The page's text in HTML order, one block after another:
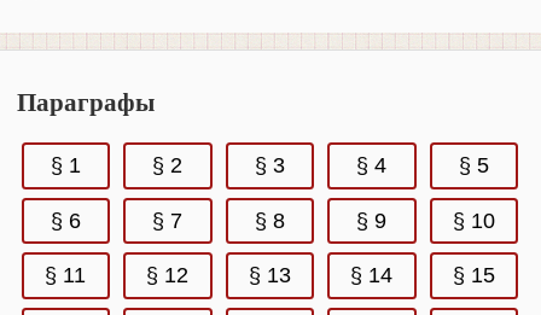
Параграфы
§ 1 § 2 § 3 § 4 § 5
§ 6 § 7 § 8 § 9 § 10
§ 11 § 12 § 13 § 14 § 15